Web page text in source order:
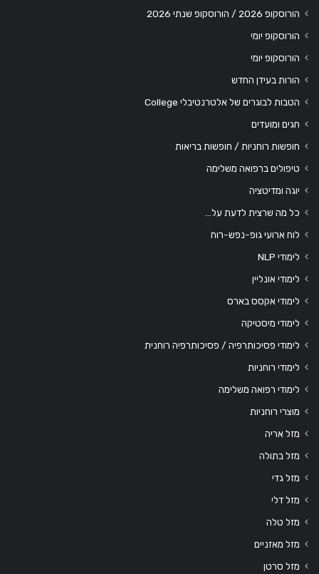
הורוסקופ 2026 / הורוסקופ שנתי 2026
הורוסקופ יומי
הורוסקופ יומי
הורות בעידן החדש
הטבות לבוגרים של אלטרנטיבלי College
חגים ומועדים
חופשות רוחניות / חופשות בריאות
טיפולים ברפואה משלימה
יוגה ומדיטציה
כל מה שרצית לדעת על…
לוח ארועי גופ-נפש-רוח
לימודי NLP
לימודי אונליין
לימודי אקסס בארס
לימודי מיסטיקה
לימודי פסיכותרפיה / פסיכותרפיה רוחנית
לימודי רוחניות
לימודי רפואה משלימה
מוצרי רוחניות
מזל אריה
מזל בתולה
מזל גדי
מזל דלי
מזל טלה
מזל מאזניים
מזל סרטן